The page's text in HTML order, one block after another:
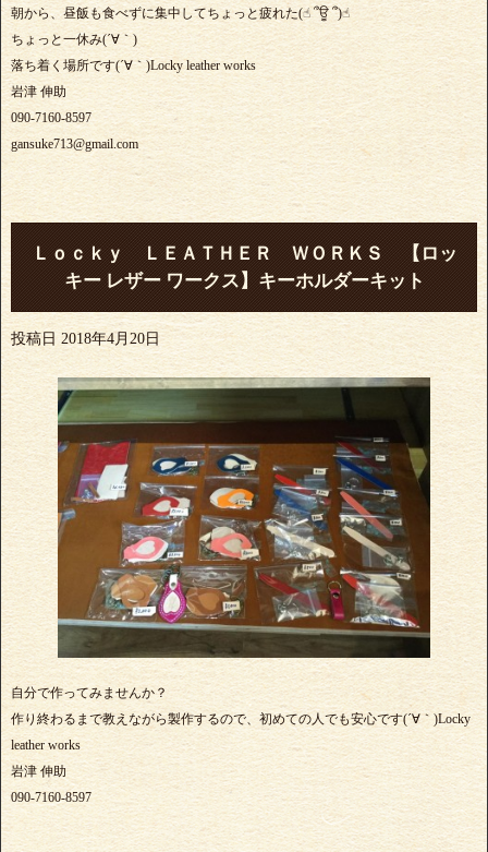
朝から、昼飯も食べずに集中してちょっと疲れた(☝︎ ՞ਊ ՞)☝︎
ちょっと一休み(´∀｀)
落ち着く場所です(´∀｀)Locky leather works
岩津 伸助
090-7160-8597
gansuke713@gmail.com
Ｌｏｃｋｙ ＬＥＡＴＨＥＲ ＷＯＲＫＳ 【ロッ
キー レザー ワークス】キーホルダーキット
投稿日 2018年4月20日
自分で作ってみませんか？
作り終わるまで教えながら製作するので、初めての人でも安心です(´∀｀)Locky
leather works
岩津 伸助
090-7160-8597